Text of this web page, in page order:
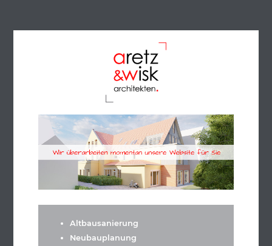
Altbausanierung
Neubauplanung